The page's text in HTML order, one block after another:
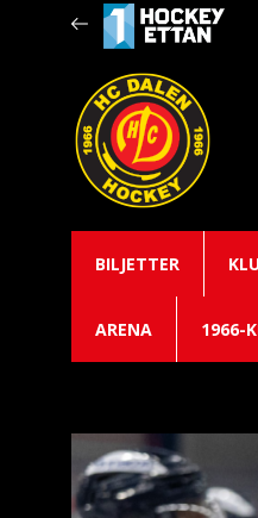
BILJETTER
ARENA 1966-